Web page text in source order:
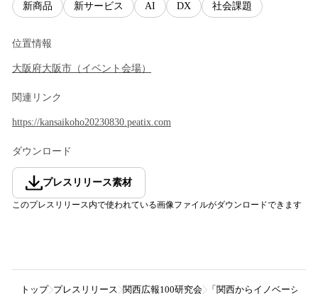
新商品 新サービス AI DX 社会課題
位置情報
大阪府大阪市 （ イベント会場）
関連リンク
https://kansaikoho20230830.peatix.com
ダウンロード
プレスリリース素材
このプレスリリース内で使われている画像ファイルがダウンロードできます
トップ プレスリリース 関西広報100研究会 「関西からイノベーショ